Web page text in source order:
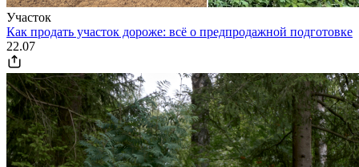
Участок
Как продать участок дороже: всё о предпродажной подготовке
22.07